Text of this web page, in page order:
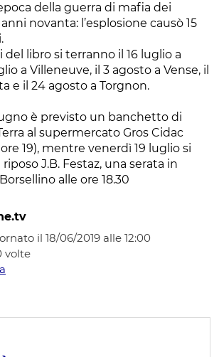
della guerra di mafia dei
novanta: l’esplosione causò 15
del libro si terranno il 16 luglio a
a Villeneuve, il 3 agosto a Vense, il
e il 24 agosto a Torgnon.
è previsto un banchetto di
al supermercato Gros Cidac
19), mentre venerdì 19 luglio si
J.B. Festaz, una serata in
alle ore 18.30
il 18/06/2019 alle 12:00
volte